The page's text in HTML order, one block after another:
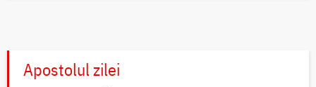
Apostolul zilei